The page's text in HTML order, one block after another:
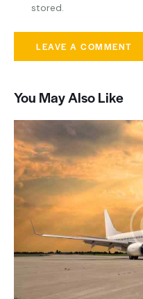
stored.
You May Also Like